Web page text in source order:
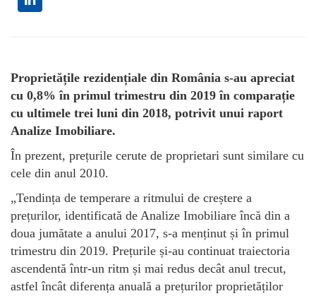
Proprietățile rezidențiale din România s-au apreciat
cu 0,8% în primul trimestru din 2019 în comparație
cu ultimele trei luni din 2018, potrivit unui raport
Analize Imobiliare.
În prezent, prețurile cerute de proprietari sunt similare cu
cele din anul 2010.
„Tendința de temperare a ritmului de creștere a
prețurilor, identificată de Analize Imobiliare încă din a
doua jumătate a anului 2017, s-a menținut și în primul
trimestru din 2019. Prețurile și-au continuat traiectoria
ascendentă într-un ritm și mai redus decât anul trecut,
astfel încât diferența anuală a prețurilor proprietăților